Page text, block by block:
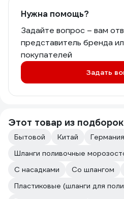
Нужна помощь?
Задайте вопрос – вам
представитель бренда
покупателей
Задать
Этот товар из подборок
Бытовой Китай Германия
Шланги поливочные
С насадками
Со шлангом
Пластиковые (шланги для